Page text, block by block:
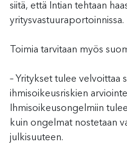
siitä, että Intian tehtaan
yritysvastuuraportoinnissa.
Toimia tarvitaan myös
– Yritykset tulee velvoittaa
ihmisoikeusriskien
Ihmisoikeusongelmiin
kuin ongelmat nostetaan
julkisuuteen.